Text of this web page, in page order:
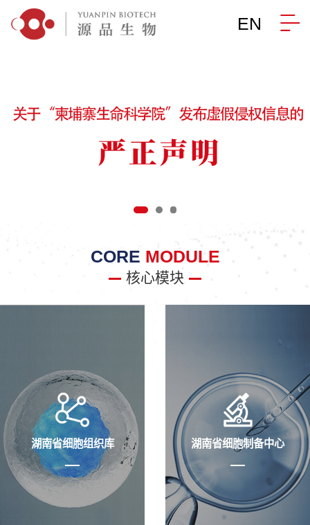
EN
CORE MODULE
核心模块
湖南省细胞组织库 湖南省细胞制备中心